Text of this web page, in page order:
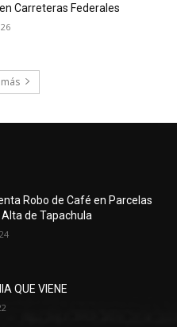
Carreteras Federales
Robo de Café en Parcelas
de Tapachula
QUE VIENE